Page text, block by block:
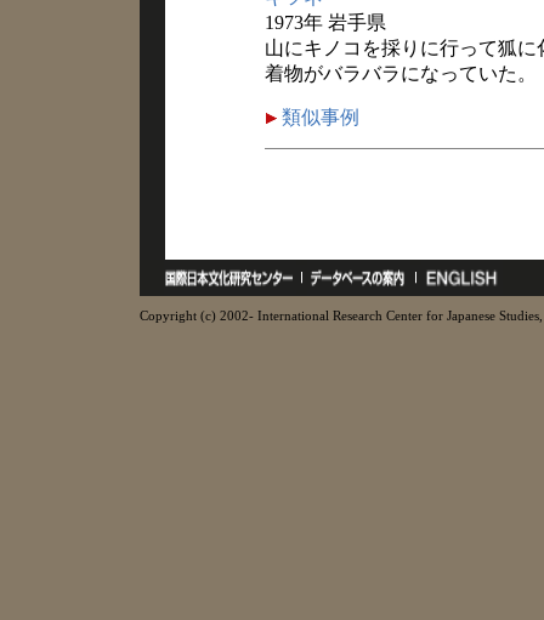
1973年 岩手県
山にキノコを採りに行って狐
着物がバラバラになっていた。
類似事例
Copyright (c) 2002- International Research Center for Japanese